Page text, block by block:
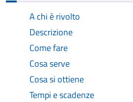
A chi è rivolto
Descrizione
Come fare
Cosa serve
Cosa si ottiene
Tempi e scadenze